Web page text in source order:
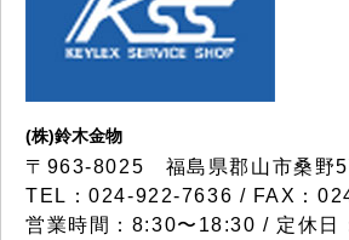
(株)鈴木金物
〒963-8025 福島県郡山市桑野
TEL：024-922-7636 / FAX：
営業時間：8:30〜18:30 / 定休日